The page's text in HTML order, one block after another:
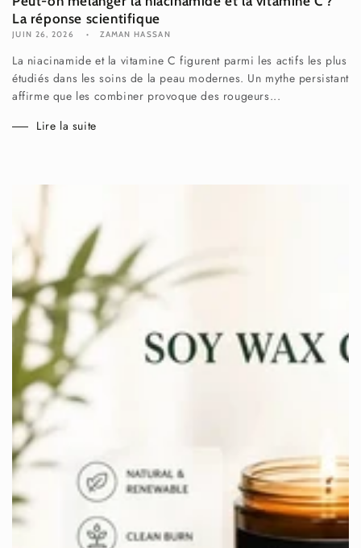
La réponse scientifique
JUIN 26, 2026 ZAMAN HASSAN
La niacinamide et la vitamine C figurent parmi les actifs les plus
étudiés dans les soins de la peau modernes. Un mythe persistant
affirme que les combiner provoque des rougeurs...
Lire la suite